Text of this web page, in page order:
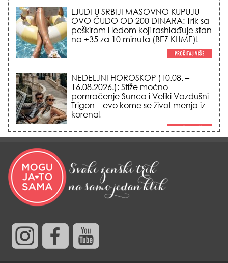
16.08.2026.): Stiže moćno
pomračenje Sunca i Veliki Vazdušni
Trigon – evo kome se život menja iz
korena!
DATUMI KOJI MENJAJU SUDBINU:
Ošišajte se OVIH dana u mesecu
ako želite da vam kosa raste kao iz
vode i privučete novu ljubav!
privlačenja novca koji treba uraditi
baš tokom sezone Lava!
Ovako su naše bake čistile kuću za
0 dinara, a sve je blistalo i mirisalo
danima!